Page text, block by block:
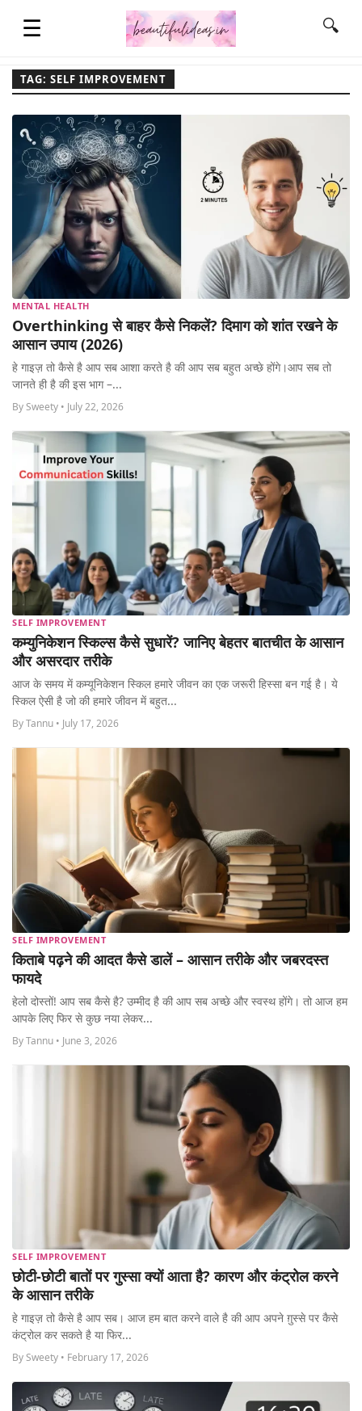
☰
QUOTES
LIFESTYLE
FASHION & STYLE
CONTACT NAME IDEAS
MORE
🔍
TAG: SELF IMPROVEMENT
MENTAL HEALTH
Overthinking से बाहर कैसे निकलें? दिमाग को शांत रखने के
आसान उपाय (2026)
हे गाइज़ तो कैसे है आप सब आशा करते है की आप सब बहुत अच्छे होंगे।आप सब तो
जानते ही है की इस भाग –...
By Sweety • July 22, 2026
SELF IMPROVEMENT
कम्युनिकेशन स्किल्स कैसे सुधारें? जानिए बेहतर बातचीत के आसान
और असरदार तरीके
आज के समय में कम्यूनिकेशन स्किल हमारे जीवन का एक जरूरी हिस्सा बन गई है। ये
स्किल ऐसी है जो की हमारे जीवन में बहुत...
By Tannu • July 17, 2026
SELF IMPROVEMENT
किताबे पढ़ने की आदत कैसे डालें – आसान तरीके और जबरदस्त
फायदे
हेलो दोस्तों! आप सब कैसे है? उम्मीद है की आप सब अच्छे और स्वस्थ होंगे। तो आज हम
आपके लिए फिर से कुछ नया लेकर...
By Tannu • June 3, 2026
SELF IMPROVEMENT
छोटी-छोटी बातों पर गुस्सा क्यों आता है? कारण और कंट्रोल करने
के आसान तरीके
हे गाइज़ तो कैसे है आप सब। आज हम बात करने वाले है की आप अपने ग़ुस्से पर कैसे
कंट्रोल कर सकते है या फिर...
By Sweety • February 17, 2026